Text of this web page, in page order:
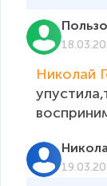
Николай